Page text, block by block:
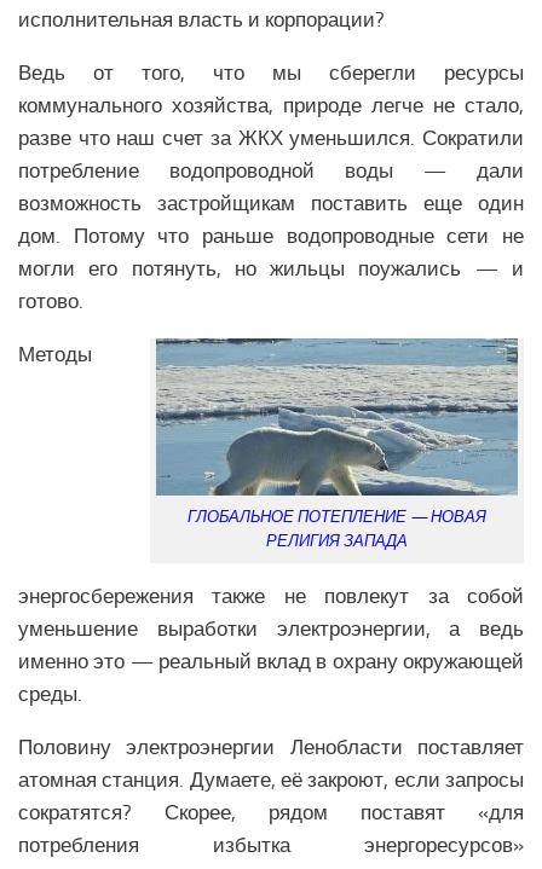
Аналитика Северной Америки
История Северной Америки
Политика Северной Америки
Религия Северной Америки
Климат Северной Америки
Медицина Северной Америки
Общество Северной Америки
Экономика Северной Америки
Аналитика Африки
История Африки
Политика Африки
Религия в Африке
Климат Африки
Наука Африки
исполнительная власть и корпорации?
Ведь от того, что мы сберегли ресурсы
коммунального хозяйства, природе легче не стало,
разве что наш счет за ЖКХ уменьшился. Сократили
потребление водопроводной воды — дали
возможность застройщикам поставить еще один
дом. Потому что раньше водопроводные сети не
могли его потянуть, но жильцы поужались — и
готово.
ГЛОБАЛЬНОЕ ПОТЕПЛЕНИЕ — НОВАЯ
РЕЛИГИЯ ЗАПАДА
Методы
энергосбережения также не повлекут за собой
уменьшение выработки электроэнергии, а ведь
именно это — реальный вклад в охрану окружающей
среды.
Половину электроэнергии Ленобласти поставляет
атомная станция. Думаете, её закроют, если запросы
сократятся? Скорее, рядом поставят «для
потребления избытка энергоресурсов»